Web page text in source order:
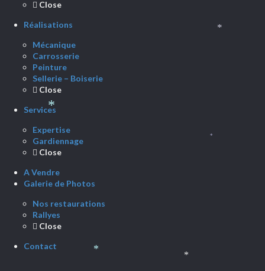
Close
Réalisations
Mécanique
Carrosserie
Peinture
Sellerie – Boiserie
Close
Services
Expertise
Gardiennage
Close
A Vendre
Galerie de Photos
Nos restaurations
Rallyes
Close
Contact